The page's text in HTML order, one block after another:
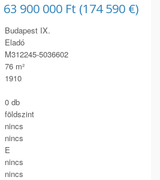
63 900 000 Ft (174 590 €)
Budapest IX.
Eladó
M312245-5036602
76 m²
1910
0 db
földszint
nincs
nincs
E
nincs
nincs